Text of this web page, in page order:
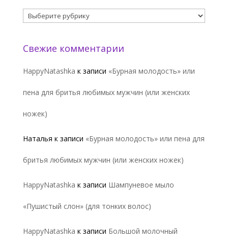
Рубрики
Свежие комментарии
HappyNatashka к записи «Бурная молодость» или
пена для бритья любимых мужчин (или женских
ножек)
Наталья к записи «Бурная молодость» или пена для
бритья любимых мужчин (или женских ножек)
HappyNatashka к записи Шампуневое мыло
«Пушистый слон» (для тонких волос)
HappyNatashka к записи Большой молочный